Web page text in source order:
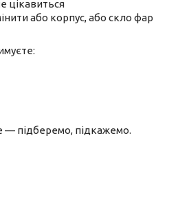
цікавиться
або корпус, або скло фар
— підберемо, підкажемо.